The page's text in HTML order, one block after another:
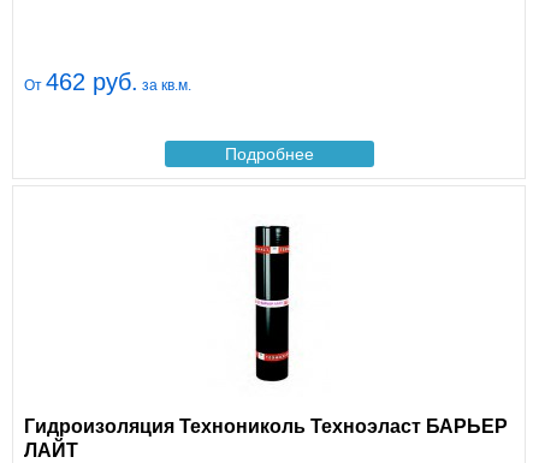
От 462 руб. за кв.м.
Подробнее
Гидроизоляция Технониколь Техноэласт БАРЬЕР
ЛАЙТ